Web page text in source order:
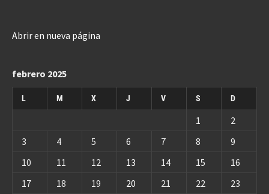
Abrir en nueva página
febrero 2025
L M X J V S D
1
2
3
4 5 6 7 8
9
10
11 12 13 14 15
16
17
18 19 20 21 22 23